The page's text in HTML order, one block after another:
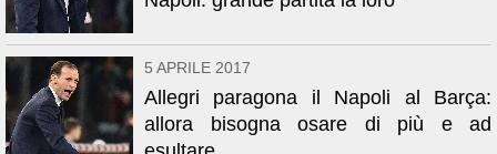
5 APRILE 2017
Allegri paragona il Napoli al Barça:
allora bisogna osare di più e ad